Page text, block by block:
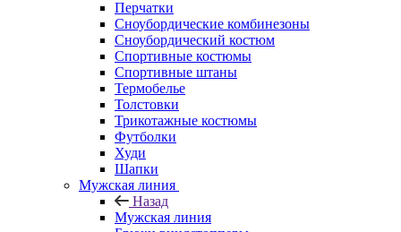
Перчатки
Сноубордические комбинезоны
Сноубордический костюм
Спортивные костюмы
Спортивные штаны
Термобелье
Толстовки
Трикотажные костюмы
Футболки
Худи
Шапки
Мужская линия
Назад
Мужская линия